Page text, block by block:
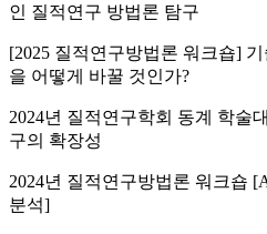
인 질적연구 방법론 탐구
[2025 질적연구방법론 워크숍]
을 어떻게 바꿀 것인가?
2024년 질적연구학회 동계 학술
구의 확장성
2024년 질적연구방법론 워크숍
분석]